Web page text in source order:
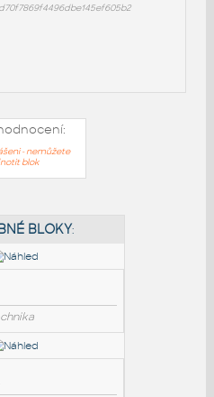
- nemůžete
blok
BLOKY: